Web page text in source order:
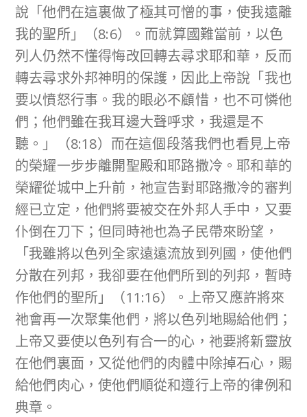
說「他們在這裏做了極其可憎的事，使我遠離
我的聖所」（8:6）。而就算國難當前，以色
列人仍然不懂得悔改回轉去尋求耶和華，反而
轉去尋求外邦神明的保護，因此上帝說「我也
要以憤怒行事。我的眼必不顧惜，也不可憐他
們；他們雖在我耳邊大聲呼求，我還是不
聽。」（8:18）而在這個段落我們也看見上帝
的榮耀一步步離開聖殿和耶路撒冷。耶和華的
榮耀從城中上升前，祂宣告對耶路撒冷的審判
經已立定，他們將要被交在外邦人手中，又要
仆倒在刀下；但同時祂也為子民帶來盼望，
「我雖將以色列全家遠遠流放到列國，使他們
分散在列邦，我卻要在他們所到的列邦，暫時
作他們的聖所」（11:16）。上帝又應許將來
祂會再一次聚集他們，將以色列地賜給他們；
上帝又要使以色列有合一的心，祂要將新靈放
在他們裏面，又從他們的肉體中除掉石心，賜
給他們肉心，使他們順從和遵行上帝的律例和
典章。